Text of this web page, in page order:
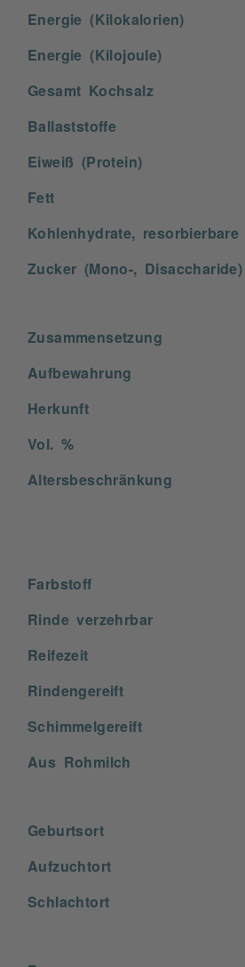
Energie (Kilokalorien)
Energie (Kilojoule)
Gesamt Kochsalz
Ballaststoffe
Eiweiß (Protein)
Fett
Kohlenhydrate, resorbierbare
Zucker (Mono-, Disaccharide)
Zusammensetzung
Aufbewahrung
Herkunft
Vol. %
Altersbeschränkung
Farbstoff
Rinde verzehrbar
Reifezeit
Rindengereift
Schimmelgereift
Aus Rohmilch
Geburtsort
Aufzuchtort
Schlachtort